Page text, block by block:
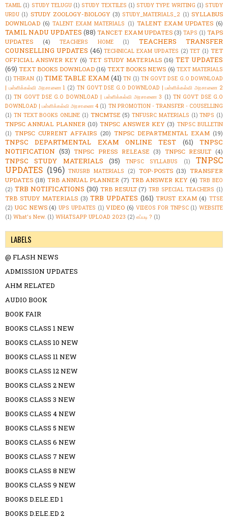
TAMIL (1) STUDY TELUGU (1) STUDY TEXTILES (1) STUDY TYPE WRITING (1) STUDY
URDU (1) STUDY ZOOLOGY-BIOLOGY (3) STUDY_MATERIALS_2 (1) SYLLABUS
DOWNLOAD (6) TALENT EXAM MATERIALS (1) TALENT EXAM UPDATES (6)
TAMIL NADU UPDATES (88) TANCET EXAM UPDATES (3) TAPS (1) TAPS
UPDATES
(4) TEACHERS HOME (1)
TEACHERS TRANSFER
COUNSELLING UPDATES (46) TECHNICAL EXAM UPDATES (2) TET (1) TET
OFFICIAL ANSWER KEY (6) TET STUDY MATERIALS (16) TET UPDATES
(69) TEXT BOOKS DOWNLOAD (16) TEXT BOOKS NEWS (6) TEXT MATERIALS
(1) THIRAN (1) TIME TABLE EXAM (41) TN (1) TN GOVT DSE G.O DOWNLOAD
| பள்ளிக்கல்வி அரசாணை 1 (2) TN GOVT DSE G.O DOWNLOAD | பள்ளிக்கல்வி அரசாணை 2
(1) TN GOVT DSE G.O DOWNLOAD | பள்ளிக்கல்வி அரசாணை 3 (1) TN GOVT DSE G.O
DOWNLOAD | பள்ளிக்கல்வி அரசாணை 4 (1) TN PROMOTION - TRANSFER - COUSELLING
(1) TN TEXT BOOKS ONLINE (1) TNCMTSE (5) TNFUSRC MATERIALS (1) TNPS (1)
TNPSC ANNUAL PLANNER (10) TNPSC ANSWER KEY (3) TNPSC BULLETIN
(1) TNPSC CURRENT AFFAIRS (20) TNPSC DEPARTMENTAL EXAM (19)
TNPSC DEPARTMENTAL EXAM ONLINE TEST (61)
TNPSC
NOTIFICATION (53) TNPSC PRESS RELEASE (3) TNPSC RESULT (4)
TNPSC STUDY MATERIALS (35) TNPSC SYLLABUS (1)
TNPSC
UPDATES (196) TNUSRB MATERIALS (2) TOP-POSTS (13) TRANSFER
UPDATES (18) TRB ANNUAL PLANNER (7) TRB ANSWER KEY (4) TRB BEO
(2) TRB NOTIFICATIONS (30) TRB RESULT (7) TRB SPECIAL TEACHERS (1)
TRB STUDY MATERIALS (3) TRB UPDATES (161) TRUST EXAM (4) TTSE
(2) UGC NEWS (4) UPS UPDATES (1) VIDEO (6) VIDEOS FOR TNPSC (1) WEBSITE
(1) What's New. (1) WHATSAPP UPLOAD 2023 (2) எப்படி ? (1)
LABELS
@ FLASH NEWS
ADMISSION UPDATES
AHM RELATED
AUDIO BOOK
BOOK FAIR
BOOKS CLASS 1 NEW
BOOKS CLASS 10 NEW
BOOKS CLASS 11 NEW
BOOKS CLASS 12 NEW
BOOKS CLASS 2 NEW
BOOKS CLASS 3 NEW
BOOKS CLASS 4 NEW
BOOKS CLASS 5 NEW
BOOKS CLASS 6 NEW
BOOKS CLASS 7 NEW
BOOKS CLASS 8 NEW
BOOKS CLASS 9 NEW
BOOKS D.ELE.ED 1
BOOKS D.ELE.ED 2